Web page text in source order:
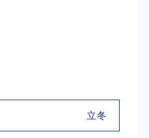
立冬